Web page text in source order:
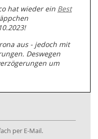
hat wieder ein Best
aus - jedoch mit
Deswegen
um
unserer
Kabeltrommeln
Kabelbedruckung
per E-Mail.